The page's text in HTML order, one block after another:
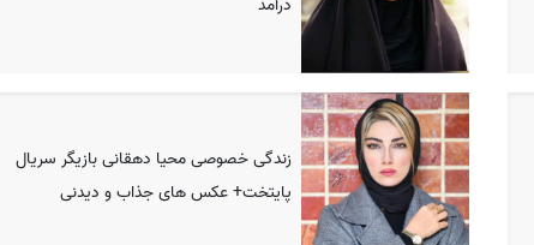
زندگی خصوصی محیا دهقانی بازیگر سریال
پایتخت+ عکس های جذاب و دیدنی